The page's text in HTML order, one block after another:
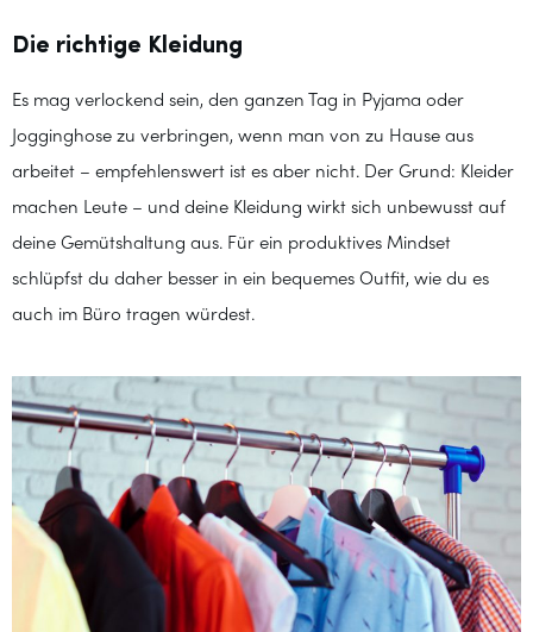
Die richtige Kleidung
Es mag verlockend sein, den ganzen Tag in Pyjama oder
Jogginghose zu verbringen, wenn man von zu Hause aus
arbeitet – empfehlenswert ist es aber nicht. Der Grund: Kleider
machen Leute – und deine Kleidung wirkt sich unbewusst auf
deine Gemütshaltung aus. Für ein produktives Mindset
schlüpfst du daher besser in ein bequemes Outfit, wie du es
auch im Büro tragen würdest.